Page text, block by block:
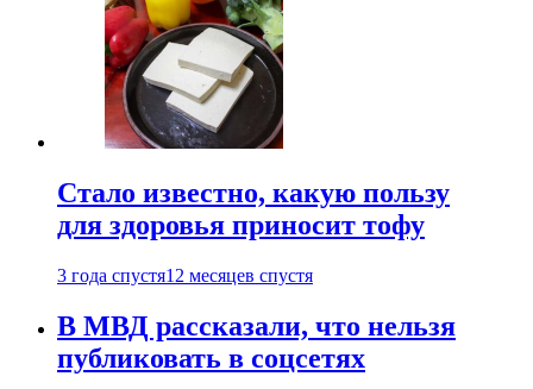
Стало известно, какую пользу
для здоровья приносит тофу
3 года спустя12 месяцев спустя
В МВД рассказали, что нельзя
публиковать в соцсетях